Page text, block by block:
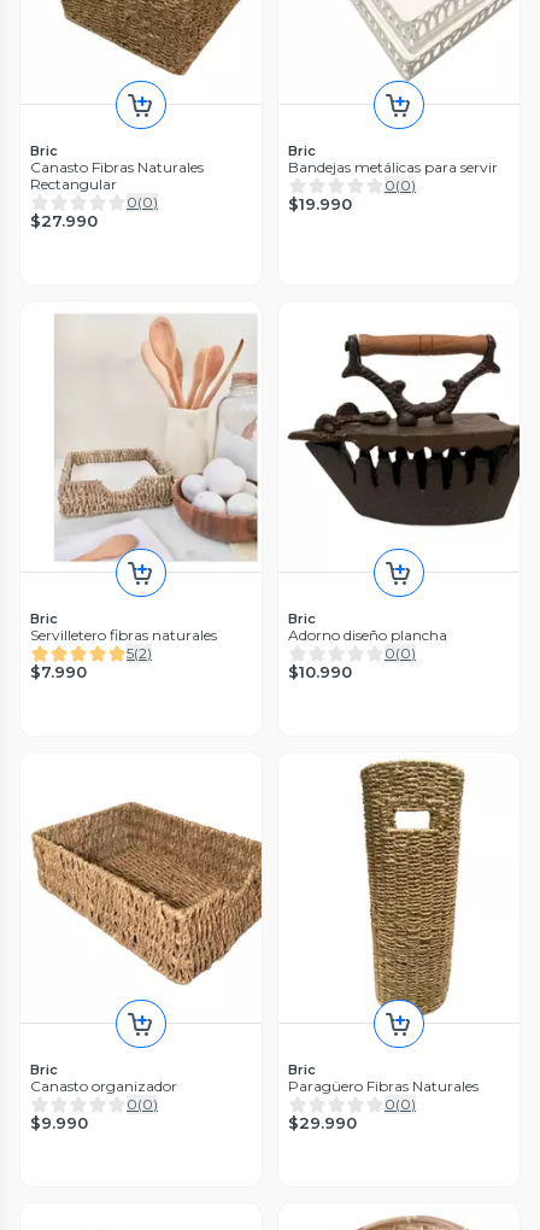
Bric
Canasto Fibras Naturales
Rectangular
0(0)
$27.990
Bric
Bandejas metálicas para servir
0(0)
$19.990
Bric
Servilletero fibras naturales
5(2)
$7.990
Bric
Adorno diseño plancha
0(0)
$10.990
Bric
Canasto organizador
0(0)
$9.990
Bric
Paragüero Fibras Naturales
0(0)
$29.990